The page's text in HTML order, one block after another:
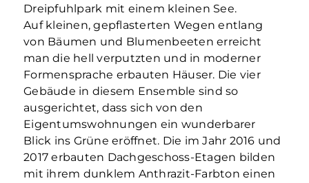
Dreipfuhlpark mit einem kleinen See.
Auf kleinen, gepflasterten Wegen entlang
von Bäumen und Blumenbeeten erreicht
man die hell verputzten und in moderner
Formensprache erbauten Häuser. Die vier
Gebäude in diesem Ensemble sind so
ausgerichtet, dass sich von den
Eigentumswohnungen ein wunderbarer
Blick ins Grüne eröffnet. Die im Jahr 2016 und
2017 erbauten Dachgeschoss-Etagen bilden
mit ihrem dunklem Anthrazit-Farbton einen